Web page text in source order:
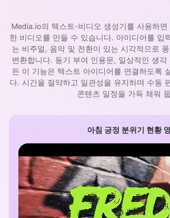
Media.io의 텍스트-비디오 생성기를 사용하
한 비디오를 만들 수 있습니다. 아이디어를 입
는 비주얼, 음악 및 전환이 있는 시각적으로
변환합니다. 동기 부여 인용문, 일상적인 생
든 이 기능은 텍스트 아이디어를 연결하도록
다. 시간을 절약하고 일관성을 유지하며 수동
콘텐츠 일정을 가득 채워
아침 긍정 분위기 현황